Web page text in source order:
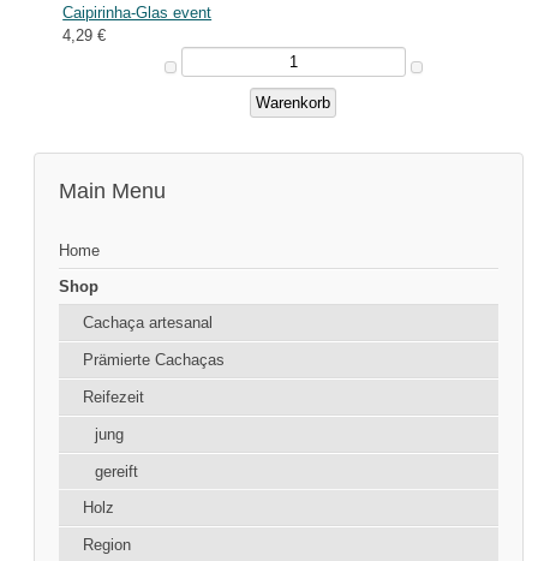
Caipirinha-Glas event
4,29 €
Main Menu
Home
Shop
Cachaça artesanal
Prämierte Cachaças
Reifezeit
jung
gereift
Holz
Region